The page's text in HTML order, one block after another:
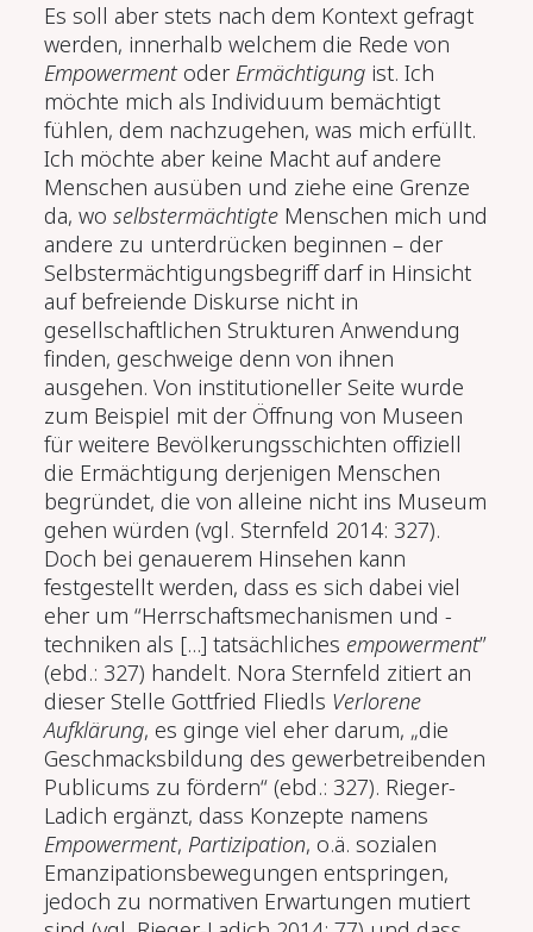
Es soll aber stets nach dem Kontext gefragt
werden, innerhalb welchem die Rede von
Empowermentoder Ermächtigung ist. Ich
möchte mich als Individuum bemächtigt
fühlen, dem nachzugehen, was mich erfüllt.
Ich möchte aber keine Macht auf andere
Menschen ausüben und ziehe eine Grenze
da, woselbstermächtigte Menschen mich und
andere zu unterdrücken beginnen – der
Selbstermächtigungsbegriff darf in Hinsicht
auf befreiende Diskurse nicht in
gesellschaftlichen Strukturen Anwendung
finden, geschweige denn von ihnen
ausgehen. Von institutioneller Seite wurde
zum Beispiel mit der Öffnung von Museen
für weitere Bevölkerungsschichten offiziell
die Ermächtigung derjenigen Menschen
begründet, die von alleine nicht ins Museum
gehen würden (vgl. Sternfeld 2014: 327).
Doch bei genauerem Hinse­hen kann
festgestellt werden, dass es sich dabei viel
eher um “Herrschafts­mechanismen und -
techniken als [...] tatsächliches empowerment”
(ebd.: 327) handelt. Nora Sternfeld zitiert an
dieser Stelle Gottfried Fliedls Verlorene
Aufklärung, es ginge viel eher darum, „die
Geschmacksbildung des gewerbetreibenden
Publicums zu fördern“ (ebd.: 327). Rieger-
Ladich ergänzt, dass Konzepte namens
Empowerment, Partizipation, o.ä. sozialen
Emanzipationsbewegungen entspringen,
jedoch zu normativen Erwartungen mutiert